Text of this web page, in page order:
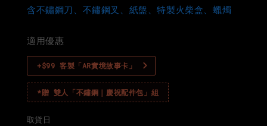
含不鏽鋼刀、不鏽鋼叉、紙盤、特製火柴盒、蠟燭
適用優惠
+$99 客製「AR實境故事卡」
*贈 雙人「不鏽鋼｜慶祝配件包」組
取貨日